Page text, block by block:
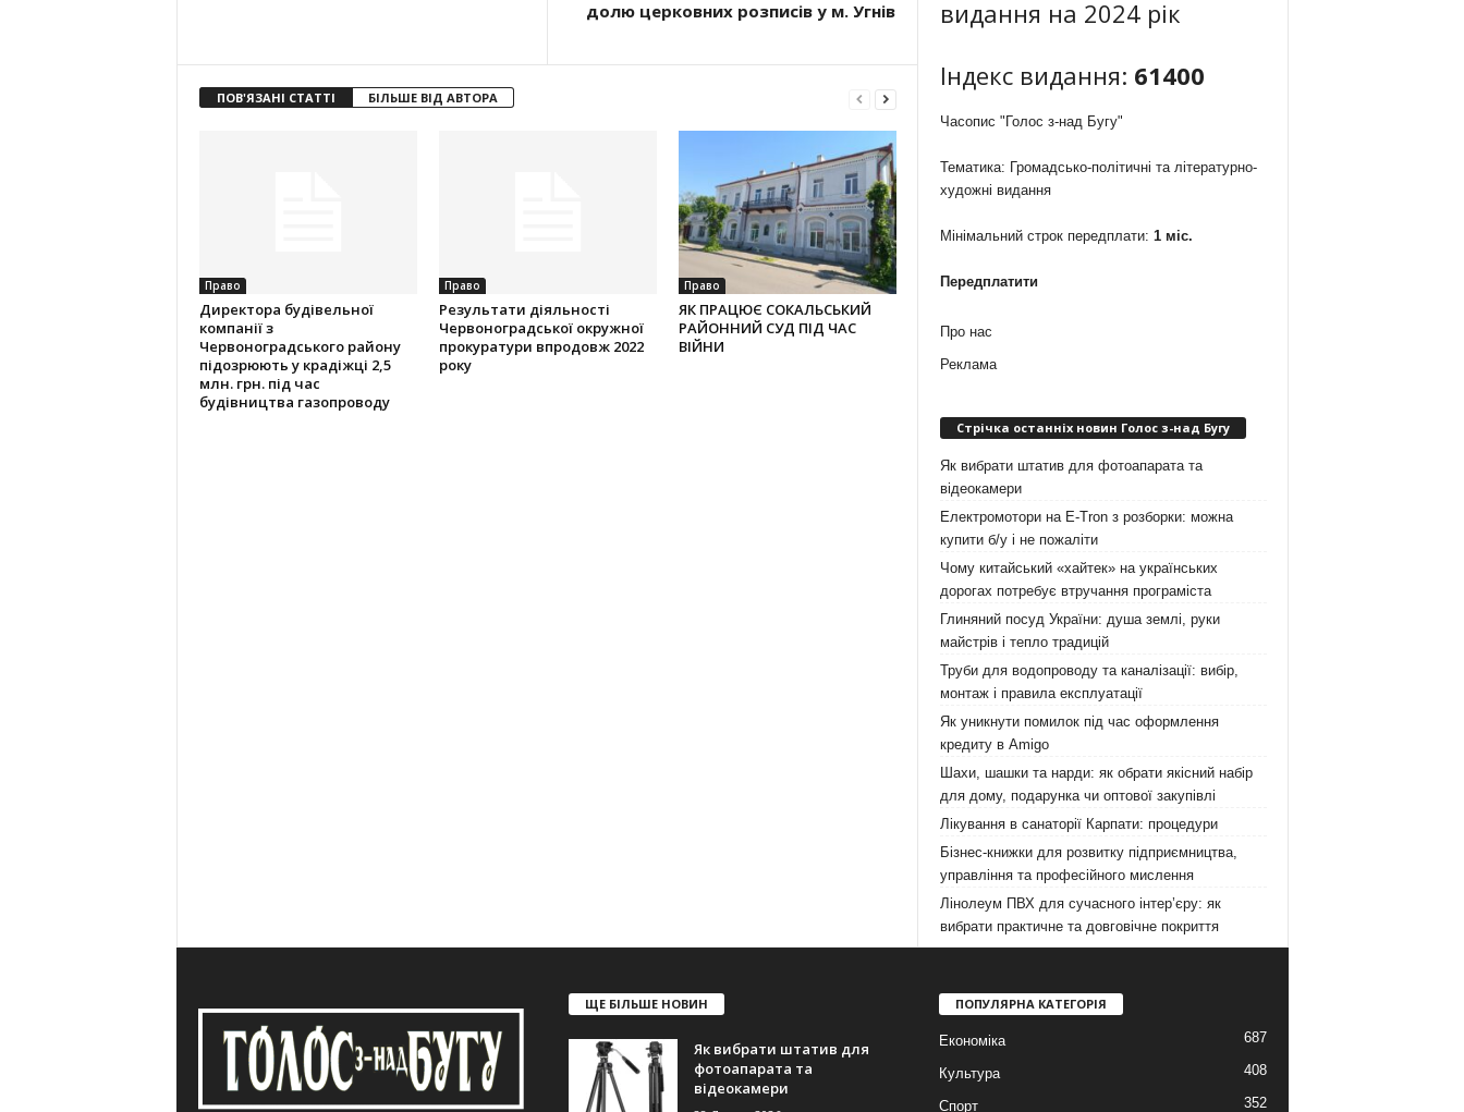
долю церковних розписів у м. Угнів
ПОВ'ЯЗАНІ СТАТТІ БІЛЬШЕ ВІД АВТОРА
Право
Директора будівельної
компанії з
Червоноградського району
підозрюють у крадіжці 2,5
млн. грн. під час
будівництва газопроводу
Право
Результати діяльності
Червоноградської окружної
прокуратури впродовж 2022
року
Право
ЯК ПРАЦЮЄ СОКАЛЬСЬКИЙ
РАЙОННИЙ СУД ПІД ЧАС
ВІЙНИ
видання на 2024 рік
Індекс видання: 61400
Часопис "Голос з-над Бугу"
Тематика: Громадсько-політичні та літературно-
художні видання
Мінімальний строк передплати: 1 міс.
Передплатити
Про нас
Реклама
Стрічка останніх новин Голос з-над Бугу
Як вибрати штатив для фотоапарата та
відеокамери
Електромотори на E-Tron з розборки: можна
купити б/у і не пожаліти
Чому китайський «хайтек» на українських
дорогах потребує втручання програміста
Глиняний посуд України: душа землі, руки
майстрів і тепло традицій
Труби для водопроводу та каналізації: вибір,
монтаж і правила експлуатації
Як уникнути помилок під час оформлення
кредиту в Amigo
Шахи, шашки та нарди: як обрати якісний набір
для дому, подарунка чи оптової закупівлі
Лікування в санаторії Карпати: процедури
Бізнес-книжки для розвитку підприємництва,
управління та професійного мислення
Лінолеум ПВХ для сучасного інтер’єру: як
вибрати практичне та довговічне покриття
ЩЕ БІЛЬШЕ НОВИН
Як вибрати штатив для
фотоапарата та
відеокамери
ПОПУЛЯРНА КАТЕГОРІЯ
Економіка 687
Культура 408
Спорт 352